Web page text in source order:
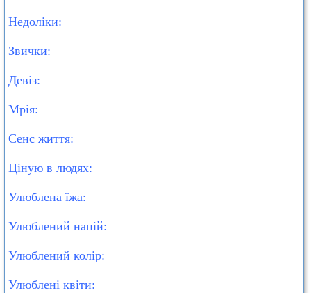
Недоліки:
Звички:
Девіз:
Мрія:
Сенс життя:
Ціную в людях:
Улюблена їжа:
Улюблений напій:
Улюблений колір:
Улюблені квіти: